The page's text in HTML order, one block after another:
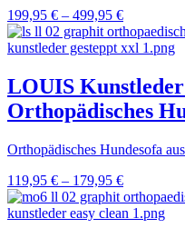
199,95 € – 499,95 €
LOUIS Kunstleder
Orthopädisches
Orthopädisches Hundesofa
119,95 € – 179,95 €